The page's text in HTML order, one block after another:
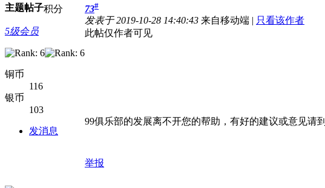
主题帖子积分
5级会员
铜币
116
银币
103
发消息
73#
发表于 2019-10-28 14:40:43 来自移动端 | 只看该作者
此帖仅作者可见
99俱乐部的发展离不开您的帮助，有好的建议或意见请到
举报